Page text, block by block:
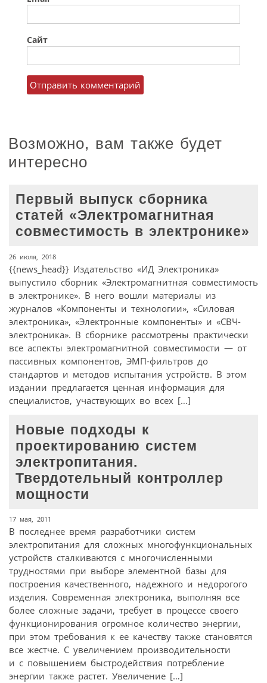
Сайт
Возможно, вам также будет
интересно
Первый выпуск сборника
статей «Электромагнитная
совместимость в электронике»
26 июля, 2018
{{news_head}} Издательство «ИД Электроника»
выпустило сборник «Электромагнитная совместимость
в электронике». В него вошли материалы из
журналов «Компоненты и технологии», «Силовая
электроника», «Электронные компоненты» и «СВЧ-
электроника». В сборнике рассмотрены практически
все аспекты электромагнитной совместимости — от
пассивных компонентов, ЭМП-фильтров до
стандартов и методов испытания устройств. В этом
издании предлагается ценная информация для
специалистов, участвующих во всех […]
Новые подходы к
проектированию систем
электропитания.
Твердотельный контроллер
мощности
17 мая, 2011
В последнее время разработчики систем
электропитания для сложных многофункциональных
устройств сталкиваются с многочисленными
трудностями при выборе элементной базы для
построения качественного, надежного и недорогого
изделия. Современная электроника, выполняя все
более сложные задачи, требует в процессе своего
функционирования огромное количество энергии,
при этом требования к ее качеству также становятся
все жестче. С увеличением производительности
и с повышением быстродействия потребление
энергии также растет. Увеличение […]